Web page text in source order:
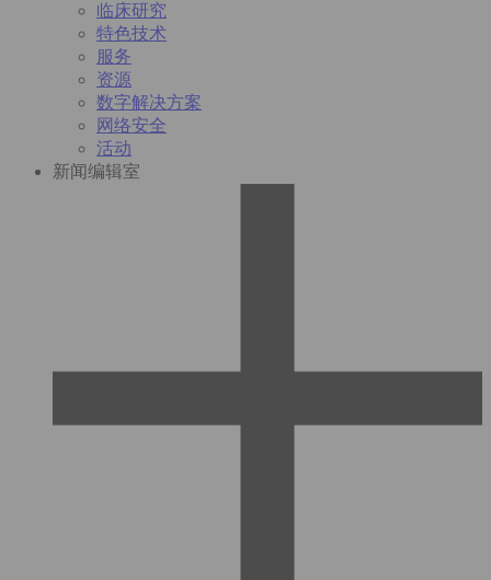
临床研究
特色技术
服务
资源
数字解决方案
网络安全
活动
新闻编辑室